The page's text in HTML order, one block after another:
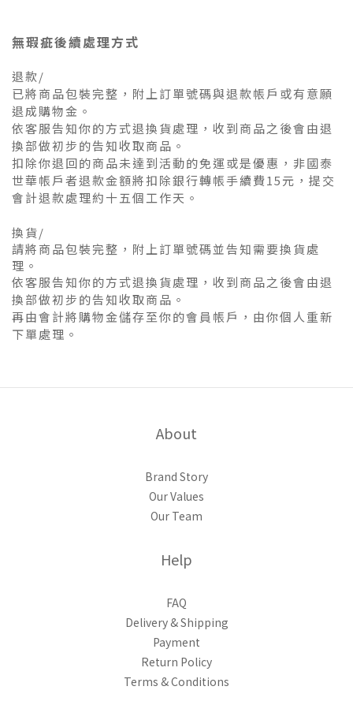
無瑕疵後續處理方式
退款/
已將商品包裝完整，附上訂單號碼與退款帳戶或有意願
退成購物金。
依客服告知你的方式退換貨處理，收到商品之後會由退
換部做初步的告知收取商品。
扣除你退回的商品未達到活動的免運或是優惠，非國泰
世華帳戶者退款金額將扣除銀行轉帳手續費15元，提交
會計退款處理約十五個工作天。
換貨/
請將商品包裝完整，附上訂單號碼並告知需要換貨處
理。
依客服告知你的方式退換貨處理，收到商品之後會由退
換部做初步的告知收取商品。
再由會計將購物金儲存至你的會員帳戶，由你個人重新
下單處理。
About
Brand Story
Our Values
Our Team
Help
FAQ
Delivery & Shipping
Payment
Return Policy
Terms & Conditions